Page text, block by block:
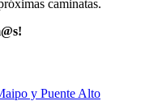
caminatas.